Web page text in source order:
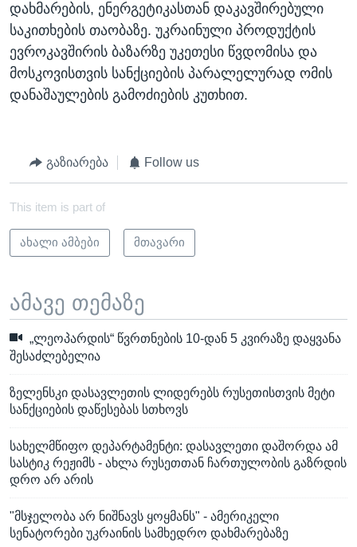
დახმარების, ენერგეტიკასთან დაკავშირებული
საკითხების თაობაზე. უკრაინული პროდუქტის
ევროკავშირის ბაზარზე უკეთესი წვდომისა და
მოსკოვისთვის სანქციების პარალელურად ომის
დანაშაულების გამოძიების კუთხით.
გაზიარება Follow us
This item is part of
ახალი ამბები მთავარი
ამავე თემაზე
„ლეოპარდის“ წვრთნების 10-დან 5 კვირაზე დაყვანა
შესაძლებელია
ზელენსკი დასავლეთის ლიდერებს რუსეთისთვის მეტი
სანქციების დაწესებას სთხოვს
სახელმწიფო დეპარტამენტი: დასავლეთი დაშორდა ამ
სასტიკ რეჟიმს - ახლა რუსეთთან ჩართულობის გაზრდის
დრო არ არის
"მსჯელობა არ ნიშნავს ყოყმანს" - ამერიკელი
სენატორები უკრაინის სამხედრო დახმარებაზე